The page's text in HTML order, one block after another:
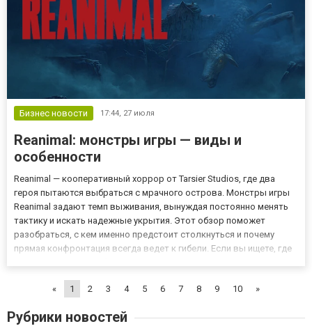
Бизнес новости 17:44, 27 июля
Reanimal: монстры игры — виды и
особенности
Reanimal — кооперативный хоррор от Tarsier Studios, где два
героя пытаются выбраться с мрачного острова. Монстры игры
Reanimal задают темп выживания, вынуждая постоянно менять
тактику и искать надежные укрытия. Этот обзор поможет
разобраться, с кем именно предстоит столкнуться и почему
прямая конфронтация всегда ведет к гибели. Если вы ищете, где
«
1 2 3 4 5 6 7 8 9 10 »
Рубрики новостей